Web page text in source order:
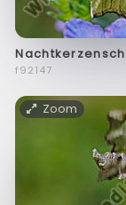
f92147
Zoom